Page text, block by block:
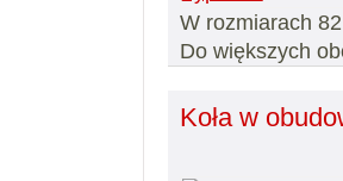
W rozmiarach
Do większych
Koła w